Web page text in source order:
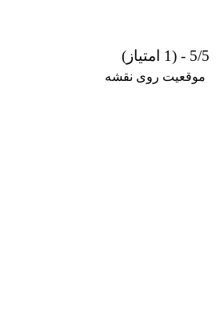
5/5 - (1 امتیاز)
موقعیت روی نقشه